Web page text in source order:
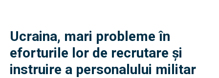
Ucraina, mari probleme în
eforturile lor de recrutare și
instruire a personalului militar